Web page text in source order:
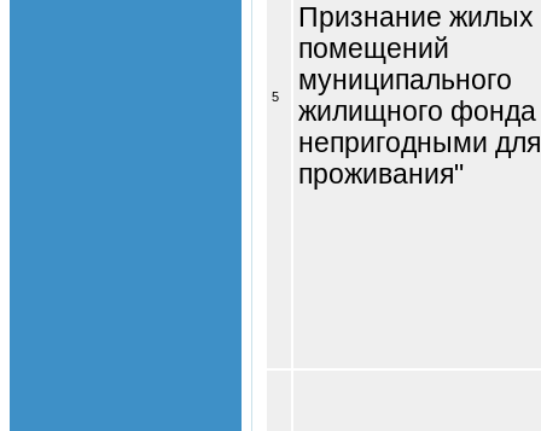
5
Признание жилых
помещений
муниципального
жилищного фонда
непригодными для
проживания"